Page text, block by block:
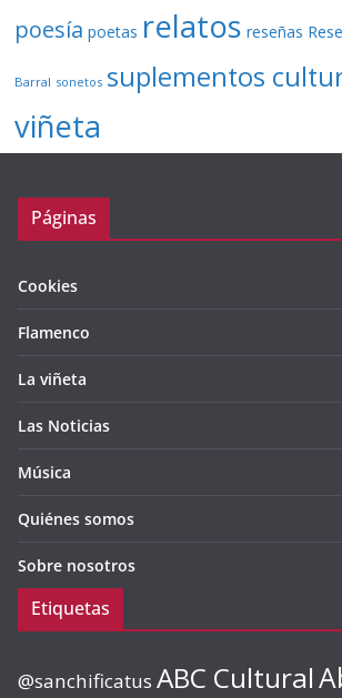
poesía poetas relatos reseñas
Barral sonetos suplementos
viñeta
Páginas
Cookies
Flamenco
La viñeta
Las Noticias
Música
Quiénes somos
Sobre nosotros
Etiquetas
@sanchificatus ABC Cultural